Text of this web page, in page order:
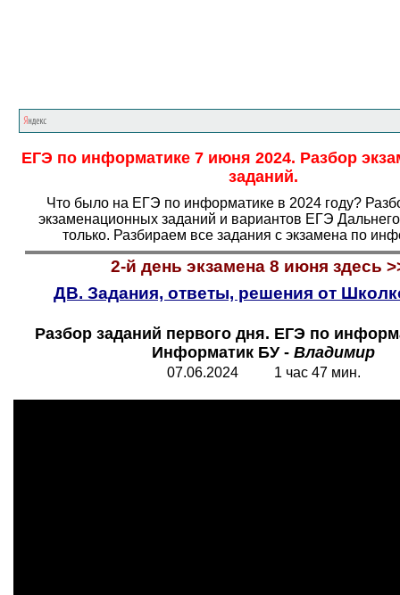
ЕГЭ по информатике 7 июня 2024. Разбор
заданий.
Что было на ЕГЭ по информатике в 2024 году?
экзаменационных заданий и вариантов ЕГЭ
только. Разбираем все задания с экзамена по
2-й день экзамена 8 июня здесь
ДВ. Задания, ответы, решения от
Разбор заданий первого дня. ЕГЭ по
Информатик БУ - Владимир
07.06.2024 1 час 47 мин.